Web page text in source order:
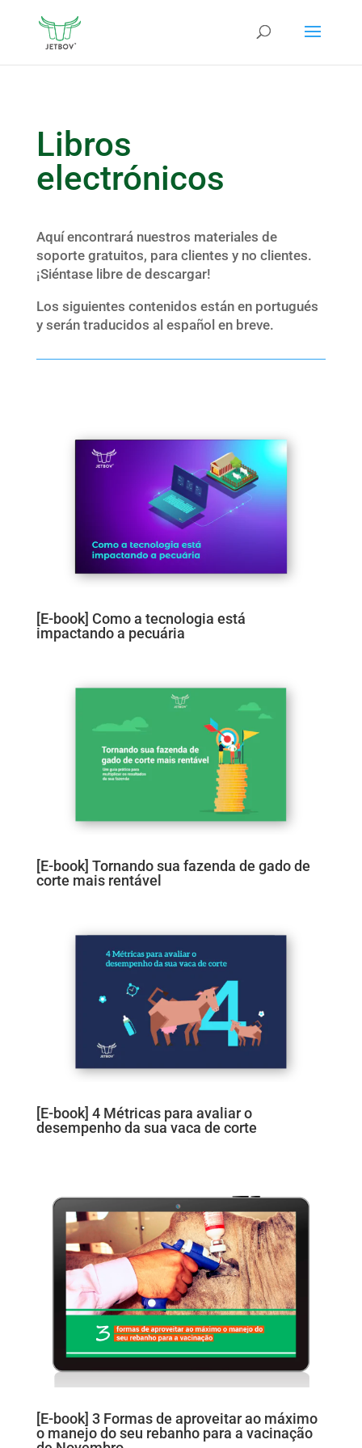
Libros
electrónicos
Aquí encontrará nuestros materiales de
soporte gratuitos, para clientes y no clientes.
¡Siéntase libre de descargar!
Los siguientes contenidos están en portugués
y serán traducidos al español en breve.
[E-book] Como a tecnologia está
impactando a pecuária
[E-book] Tornando sua fazenda de gado de
corte mais rentável
[E-book] 4 Métricas para avaliar o
desempenho da sua vaca de corte
[E-book] 3 Formas de aproveitar ao máximo
o manejo do seu rebanho para a vacinação